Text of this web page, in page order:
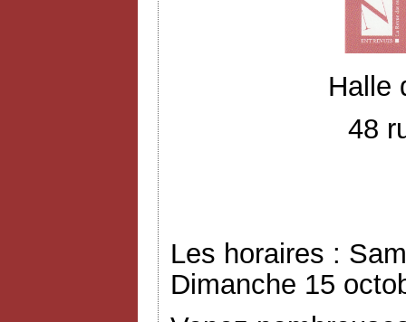
Halle
48
Les horaires :
Dimanche 15